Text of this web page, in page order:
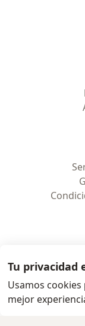
C/
Tu privacidad
Usamos
mejor